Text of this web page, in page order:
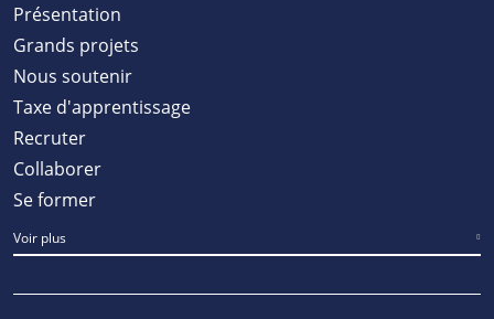
Présentation
Grands projets
Nous soutenir
Taxe d'apprentissage
Recruter
Collaborer
Se former
Voir plus